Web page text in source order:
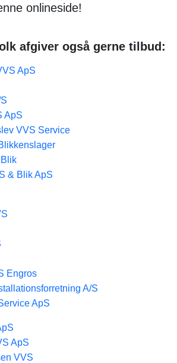
onlineside!
afgiver også gerne tilbud:
ApS
ApS
VVS Service
& Blik ApS
Engros
A/S
ApS
ApS
VVS